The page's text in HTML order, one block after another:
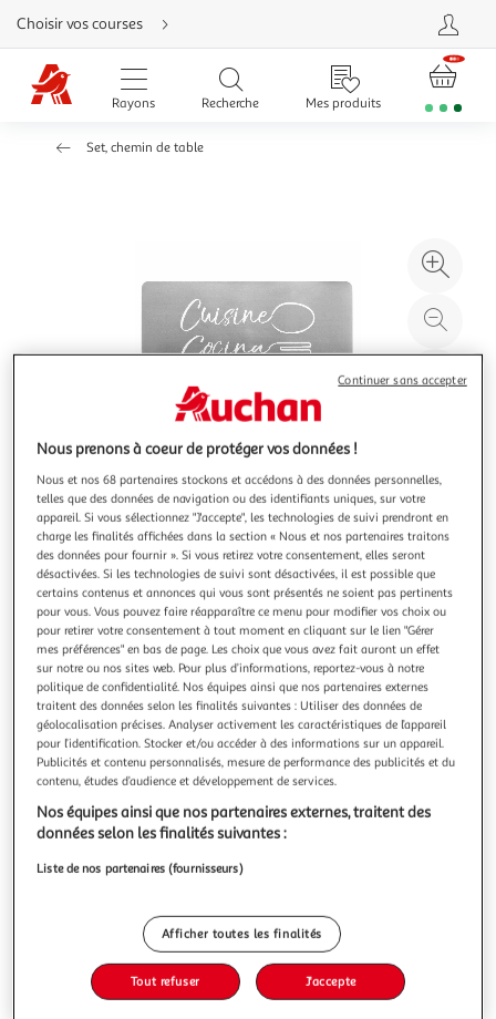
Aller
directement
au
contenu
Aller
directement
Aller
Choisir vos courses
Rayons Recherche Mes produits
Set, chemin de table
à
Illustration
précédente
Illustration
suivante
DOUCEUR D'INTÉRIEUR
Set de table imprimé cuisina 28x43cm argent
Informations Techniques : Dimensions : L. 43,5 x l. 28,5 x H.
0,1 cm Matière : 100% PVC Spécificités : Pratique & Utile Set
de Table Forme Rectangulaire Motif Imprimé Poids : 0,074
kg Couleur : Argent
En savoir +
Vendu par Paris Prix
Livr. ou retrait dès 3/4 jours
A partir de 7,99€
Plus d'options
Nous prenons à coeur de protéger vos données !
Nous et nos 68 partenaires stockons et accédons à des données personnelles,
telles que des données de navigation ou des identifiants uniques, sur votre
appareil. Si vous sélectionnez "J'accepte", les technologies de suivi prendront en
charge les finalités affichées dans la section « Nous et nos partenaires traitons
des données pour fournir ». Si vous retirez votre consentement, elles seront
désactivées. Si les technologies de suivi sont désactivées, il est possible que
certains contenus et annonces qui vous sont présentés ne soient pas pertinents
pour vous. Vous pouvez faire réapparaître ce menu pour modifier vos choix ou
pour retirer votre consentement à tout moment en cliquant sur le lien "Gérer
mes préférences" en bas de page. Les choix que vous avez fait auront un effet
sur notre ou nos sites web. Pour plus d’informations, reportez-vous à notre
politique de confidentialité. Nos équipes ainsi que nos partenaires externes
traitent des données selon les finalités suivantes : Utiliser des données de
géolocalisation précises. Analyser activement les caractéristiques de l’appareil
pour l’identification. Stocker et/ou accéder à des informations sur un appareil.
Publicités et contenu personnalisés, mesure de performance des publicités et du
contenu, études d’audience et développement de services.
Nos équipes ainsi que nos partenaires externes, traitent des
données selon les finalités suivantes :
Liste de nos partenaires (fournisseurs)
Afficher toutes les finalités
Tout refuser J'accepte
Continuer sans accepter